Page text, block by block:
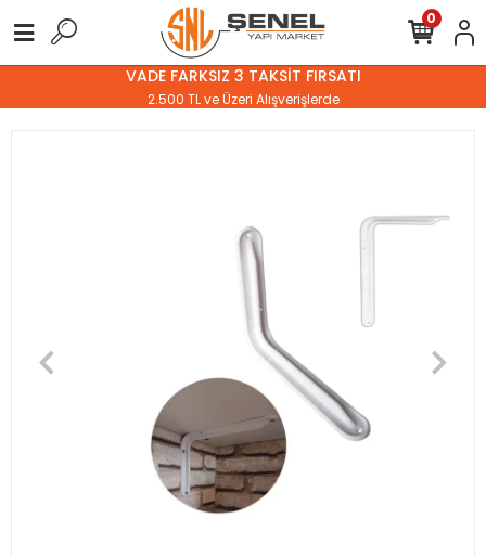
VADE FARKSIZ 3 TAKSİT FIRSATI
2.500 TL ve Üzeri Alışverişlerde
0